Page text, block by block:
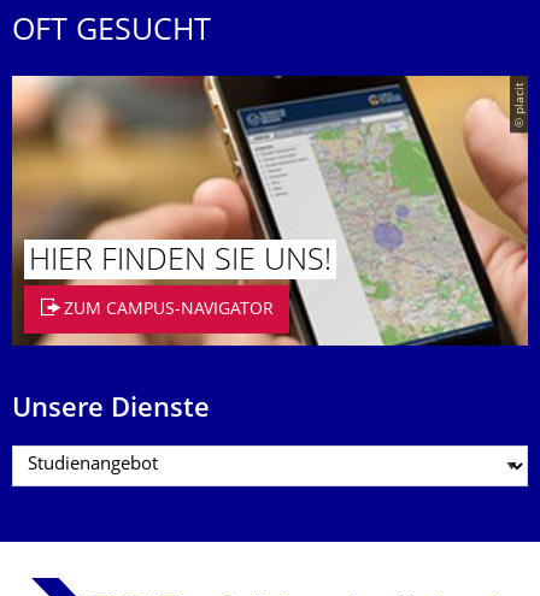
OFT GESUCHT
© placit
HIER FINDEN SIE UNS!
ZUM CAMPUS-NAVIGATOR
Unsere Dienste